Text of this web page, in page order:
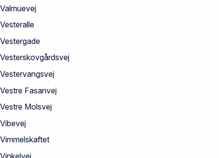
Valmuevej
Vesteralle
Vestergade
Vesterskovgårdsvej
Vestervangsvej
Vestre Fasanvej
Vestre Molsvej
Vibevej
Vimmelskaftet
Vinkelvej